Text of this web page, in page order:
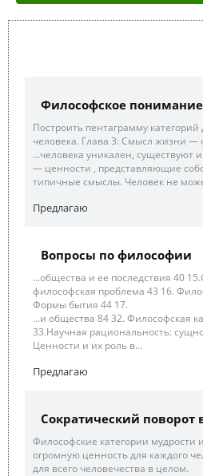
Философское
Построить пентаграмму
человека. Глава 3: Смысл жизни —
...человека уникален, существуют
— ценности , представляющие
типичные смыслы. Человек не
Предлагаю
Вопросы по философии
...общества и ее последствия 40
философская проблема 43 16.
Формы бытия 44 17.
...и общества 84 32. Философская
33.Научная рациональность:
Ценности и их роль в...
Предлагаю
Сократический поворот
Философские категории мудрости
огромную ценность для каждого
для всего человечества в целом.